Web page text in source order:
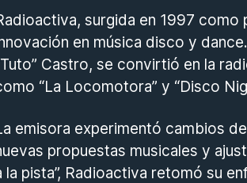
surgida en 1997
en música disco y
Castro, se convirtió en la
“La Locomotora” y “Disco
emisora experimentó cambios
propuestas musicales y
la pista”, Radioactiva retomó su